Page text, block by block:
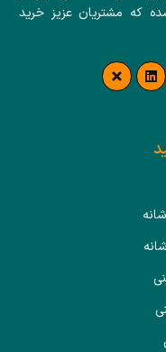
که مشتریان عزیز خرید